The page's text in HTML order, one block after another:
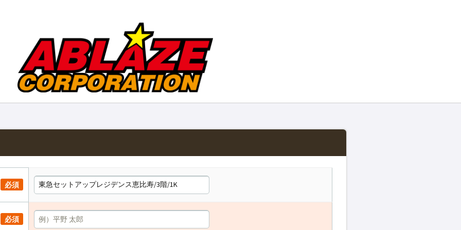
必須
必須